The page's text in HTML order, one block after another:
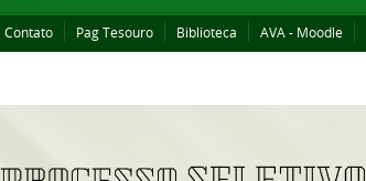
Contato Pag Tesouro Biblioteca AVA - Moodle